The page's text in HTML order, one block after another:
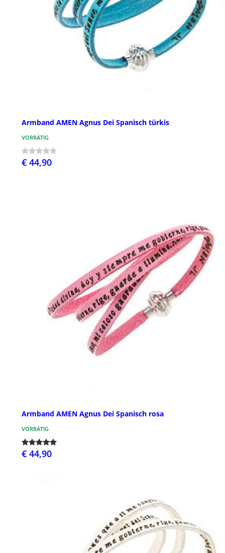
Armband AMEN Agnus Dei Spanisch türkis
VORRÄTIG
€ 44,90
Armband AMEN Agnus Dei Spanisch rosa
VORRÄTIG
€ 44,90